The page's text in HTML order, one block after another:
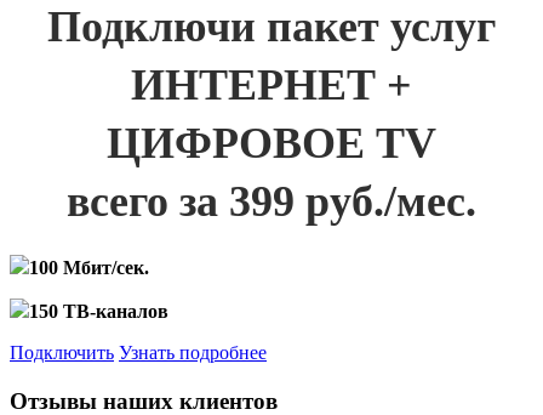
Подключи пакет услуг
ИНТЕРНЕТ +
ЦИФРОВОЕ TV
всего за 399 руб./мес.
100 Мбит/сек.
150 ТВ-каналов
Подключить Узнать подробнее
Отзывы наших клиентов